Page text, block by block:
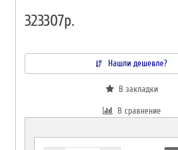
323307р.
Нашли дешевле?
В закладки
В сравнение